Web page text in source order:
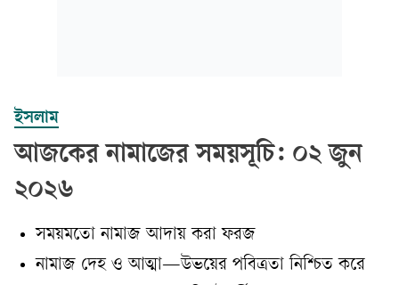
ইসলাম
আজকের নামাজের সময়সূচি: ০২ জুন
২০২৬
সময়মতো নামাজ আদায় করা ফরজ
নামাজ দেহ ও আত্মা—উভয়ের পবিত্রতা নিশ্চিত করে